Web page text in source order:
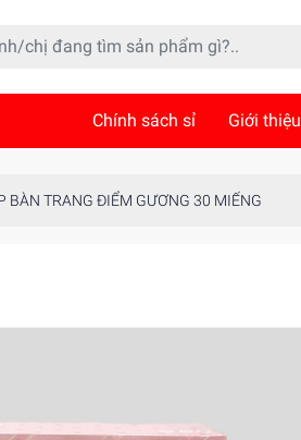
Chính sách sỉ Giới thiệu
BÀN TRANG ĐIỂM GƯƠNG 30 MIẾNG